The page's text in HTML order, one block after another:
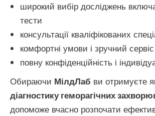
широкий вибір досліджень
тести
консультації кваліфікованих
комфортні умови і зручний сервіс
повну конфіденційність і
Обираючи МілдЛаб ви отримуєте
діагностику геморагічних
допоможе вчасно розпочати